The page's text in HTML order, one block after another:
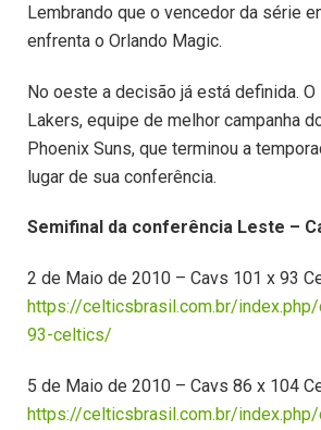
Lembrando que o vencedor da série
enfrenta o Orlando Magic.
No oeste a decisão já está definida.
Lakers, equipe de melhor campanha
Phoenix Suns, que terminou a
lugar de sua conferência.
Semifinal da conferência Leste –
2 de Maio de 2010 – Cavs 101 x 93
https://celticsbrasil.com.br/
93-celtics/
5 de Maio de 2010 – Cavs 86 x 104
https://celticsbrasil.com.br/